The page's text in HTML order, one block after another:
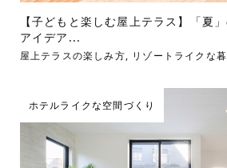
【子どもと楽しむ屋上テラス】「夏
アイデア...
屋上テラスの楽しみ方, リゾートライクな
ホテルライクな空間づくり